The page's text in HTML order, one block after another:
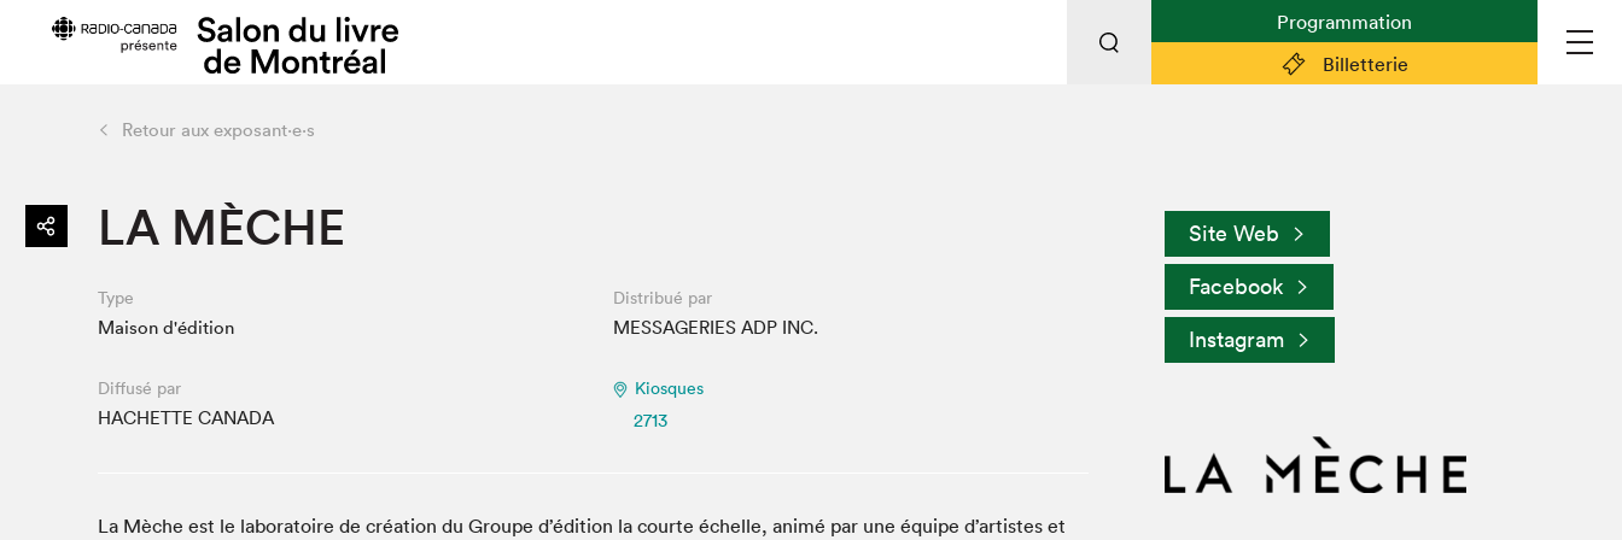
Billetterie
Programmation
Horaires et tarifs
Se rendre au Salon
Accessibilité
Code de conduite
Liste des exposant·e·s
Plan du Salon
Préparer sa visite
Partenaires
Espace médias
Espace exposant·e·s
Espace Salon dans la ville
Espace bénévoles
Retour aux exposant·e·s
LA MÈCHE
Type
Maison d'édition
Distribué par
MESSAGERIES ADP INC.
Diffusé par
HACHETTE CANADA
Kiosques
2713
La Mèche est le laboratoire de création du Groupe d’édition la courte échelle, animé par une équipe d’artistes et
Site Web
Facebook
Instagram